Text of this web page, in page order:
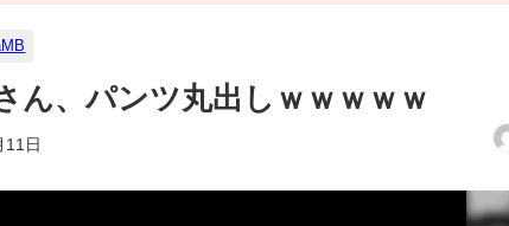
ん、パンツ丸出しｗｗｗｗｗ
11日